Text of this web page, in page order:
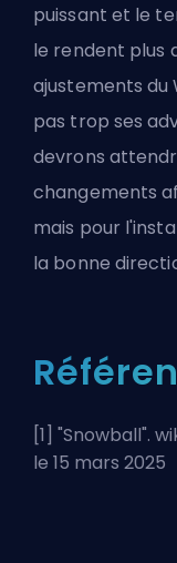
puissant et le
le rendent plus
ajustements du
pas trop ses
devrons
changements
mais pour
la bonne
[1] "Snowball".
le 15 mars 2025